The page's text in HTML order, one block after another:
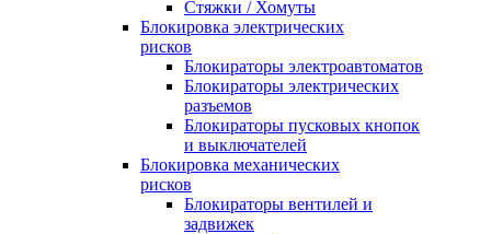
Стяжки / Хомуты
Блокировка электрических
рисков
Блокираторы электроавтоматов
Блокираторы электрических
разъемов
Блокираторы пусковых кнопок
и выключателей
Блокировка механических
рисков
Блокираторы вентилей и
задвижек